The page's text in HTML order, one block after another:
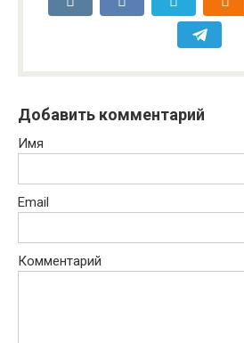
Добавить комментарий
Имя
Email
Комментарий